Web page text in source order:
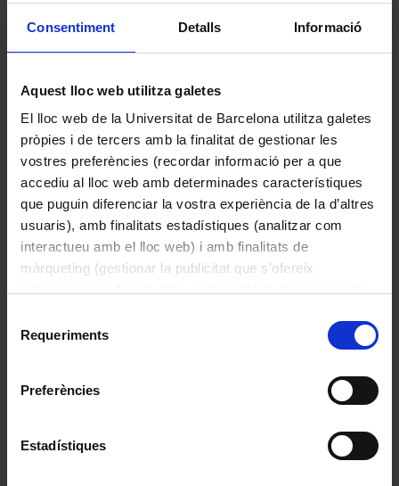
Consentiment Detalls Informació
Aquest lloc web utilitza galetes
El lloc web de la Universitat de Barcelona utilitza galetes
pròpies i de tercers amb la finalitat de gestionar les
vostres preferències (recordar informació per a que
accediu al lloc web amb determinades característiques
que puguin diferenciar la vostra experiència de la d’altres
usuaris), amb finalitats estadístiques (analitzar com
interactueu amb el lloc web) i amb finalitats de
màrqueting (gestionar la publicitat que s’ofereix
consultar laPolítica de galetes del lloc web de la
Requeriments
Preferències
Estadístiques